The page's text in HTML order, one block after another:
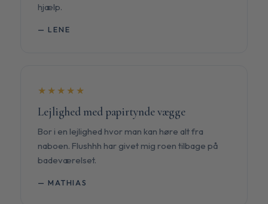
hjælp.
— LENE
★★★★★
Lejlighed med papirtynde vægge
Bor i en lejlighed hvor man kan høre alt fra
naboen. Flushhh har givet mig roen tilbage på
badeværelset.
— MATHIAS